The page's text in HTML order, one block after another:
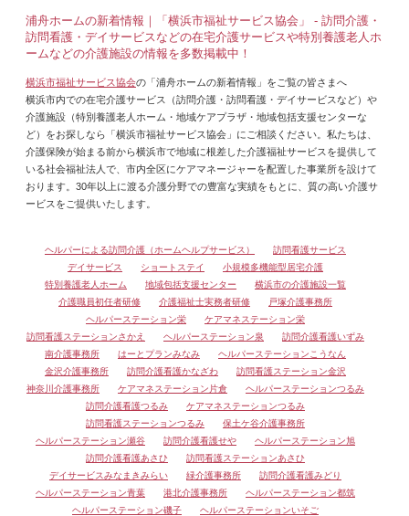
浦舟ホームの新着情報｜「横浜市福祉サービス協会」 - 訪問介護・
訪問看護・デイサービスなどの在宅介護サービスや特別養護老人ホ
ームなどの介護施設の情報を多数掲載中！
横浜市福祉サービス協会の「浦舟ホームの新着情報」をご覧の皆さまへ
横浜市内での在宅介護サービス（訪問介護・訪問看護・デイサービスなど）や
介護施設（特別養護老人ホーム・地域ケアプラザ・地域包括支援センターな
ど）をお探しなら「横浜市福祉サービス協会」にご相談ください。私たちは、
介護保険が始まる前から横浜市で地域に根差した介護福祉サービスを提供して
いる社会福祉法人で、市内全区にケアマネージャーを配置した事業所を設けて
おります。30年以上に渡る介護分野での豊富な実績をもとに、質の高い介護サ
ービスをご提供いたします。
ヘルパーによる訪問介護（ホームヘルプサービス）
訪問看護サービス
デイサービス
ショートステイ
小規模多機能型居宅介護
特別養護老人ホーム
地域包括支援センター
横浜市の介護施設一覧
介護職員初任者研修
介護福祉士実務者研修
戸塚介護事務所
ヘルパーステーション栄
ケアマネステーション栄
訪問看護ステーションさかえ
ヘルパーステーション泉
訪問介護看護いずみ
南介護事務所
はーとプランみなみ
ヘルパーステーションこうなん
金沢介護事務所
訪問介護看護かなざわ
訪問看護ステーション金沢
神奈川介護事務所
ケアマネステーション片倉
ヘルパーステーションつるみ
訪問介護看護つるみ
ケアマネステーションつるみ
訪問看護ステーションつるみ
保土ケ谷介護事務所
ヘルパーステーション瀬谷
訪問介護看護せや
ヘルパーステーション旭
訪問介護看護あさひ
訪問看護ステーションあさひ
デイサービスみなまきみらい
緑介護事務所
訪問介護看護みどり
ヘルパーステーション青葉
港北介護事務所
ヘルパーステーション都筑
ヘルパーステーション磯子
ヘルパーステーションいそご